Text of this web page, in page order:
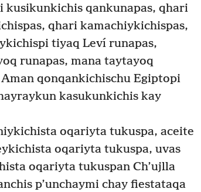
kusikunkichis qankunapas, qhari
qhari kamachiykichispas,
tiyaq Leví runapas,
runapas, mana taytayoq
Aman qonqankichischu Egiptopi
kasukunkichis kay
oqariyta tukuspa, aceite
oqariyta tukuspa, uvas
oqariyta tukuspan Ch’ujlla
p’unchaymi chay fiestataqa